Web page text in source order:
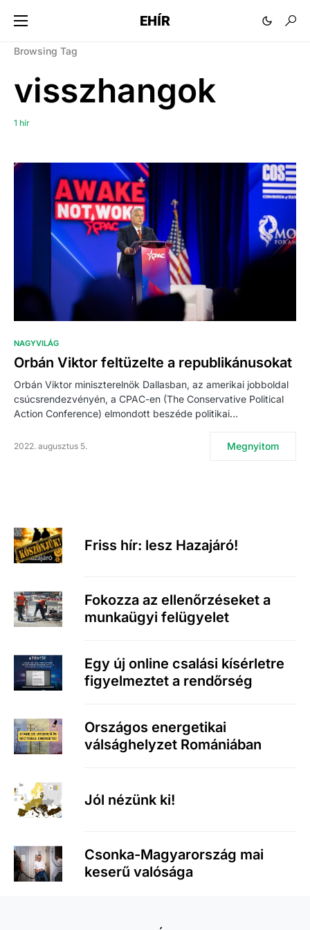
EHÍR
Browsing Tag
visszhangok
1 hír
NAGYVILÁG
Orbán Viktor feltüzelte a republikánusokat
Orbán Viktor miniszterelnök Dallasban, az amerikai jobboldal
csúcsrendezvényén, a CPAC-en (The Conservative Political
Action Conference) elmondott beszéde politikai…
2022. augusztus 5. Megnyitom
Friss hír: lesz Hazajáró!
Fokozza az ellenőrzéseket a
munkaügyi felügyelet
Egy új online csalási kísérletre
figyelmeztet a rendőrség
Országos energetikai
válsághelyzet Romániában
Jól nézünk ki!
Csonka-Magyarország mai
keserű valósága